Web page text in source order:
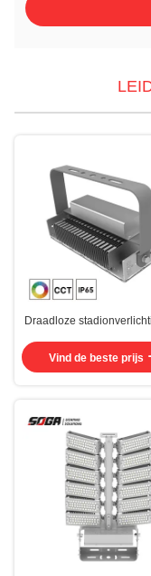
Draadloze
en ijzer/roestvrijstalen
Vind de beste prijs